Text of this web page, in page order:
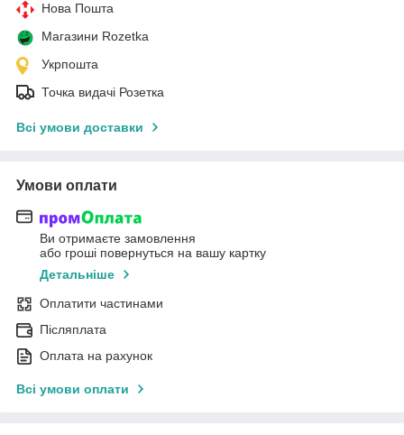
Нова Пошта
Магазини Rozetka
Укрпошта
Точка видачі Розетка
Всі умови доставки
Умови оплати
Ви отримаєте замовлення
або гроші повернуться на вашу картку
Детальніше
Оплатити частинами
Післяплата
Оплата на рахунок
Всі умови оплати